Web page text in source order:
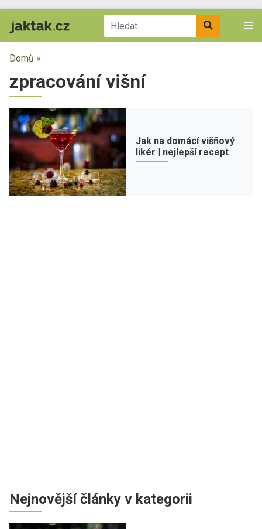
Domů »
zpracování višní
Jak na domácí višňový
likér | nejlepší recept
Nejnovější články v kategorii